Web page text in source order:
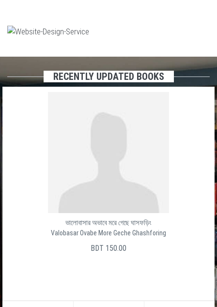
RECENTLY UPDATED BOOKS
ভালোবাসার অভাবে মরে গেছে ঘাসফড়িং
Valobasar Ovabe More Geche Ghashforing
BDT 150.00